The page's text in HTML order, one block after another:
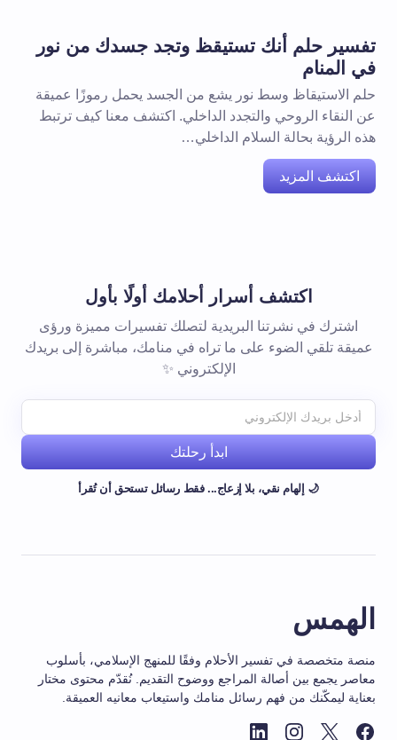
تفسير حلم أنك تستيقظ وتجد جسدك من نور
في المنام
حلم الاستيقاظ وسط نور يشع من الجسد يحمل رموزًا عميقة
عن النقاء الروحي والتجدد الداخلي. اكتشف معنا كيف ترتبط
هذه الرؤية بحالة السلام الداخلي…
اكتشف المزيد
اكتشف أسرار أحلامك أولًا بأول
اشترك في نشرتنا البريدية لتصلك تفسيرات مميزة ورؤى
عميقة تلقي الضوء على ما تراه في منامك، مباشرة إلى بريدك
الإلكتروني ✨
ابدأ رحلتك
🌙 إلهام نقي، بلا إزعاج... فقط رسائل تستحق أن تُقرأ
الهمس
منصة متخصصة في تفسير الأحلام وفقًا للمنهج الإسلامي، بأسلوب
معاصر يجمع بين أصالة المراجع ووضوح التقديم. نُقدّم محتوى مختار
بعناية ليمكّنك من فهم رسائل منامك واستيعاب معانيه العميقة.